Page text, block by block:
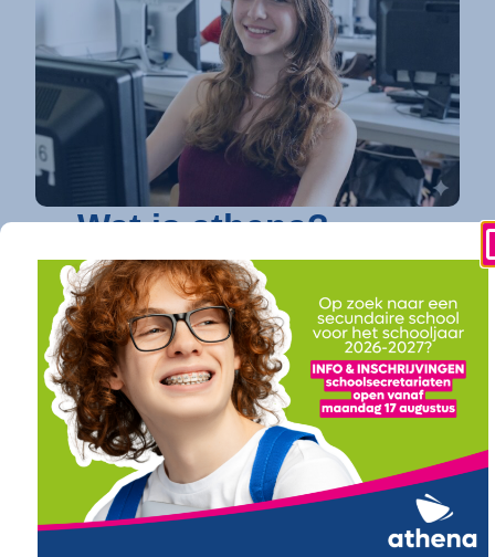
Wat is athena?
athena is dé toonaangevende secundaire
school in Kortrijkdie elke jongere een
toekomstgarantie biedt. Op vier
gespecialiseerde campussen bundelen we een
uitgebreid en toekomstgericht onderwijsaanbod.
Of je nu droomt van verder studeren in
hogeschool of universiteit (onze
doorstroomfinaliteit / ASO) of direct een
succesvolle carrière ambieert (onze
arbeidsfinaliteit / BSO ), bij athena vind je een
traject op maat. Ook voor diegenen die daarin hun
opties openhouden, bieden onze studierichtingen
(TSO) de perfecte balans.